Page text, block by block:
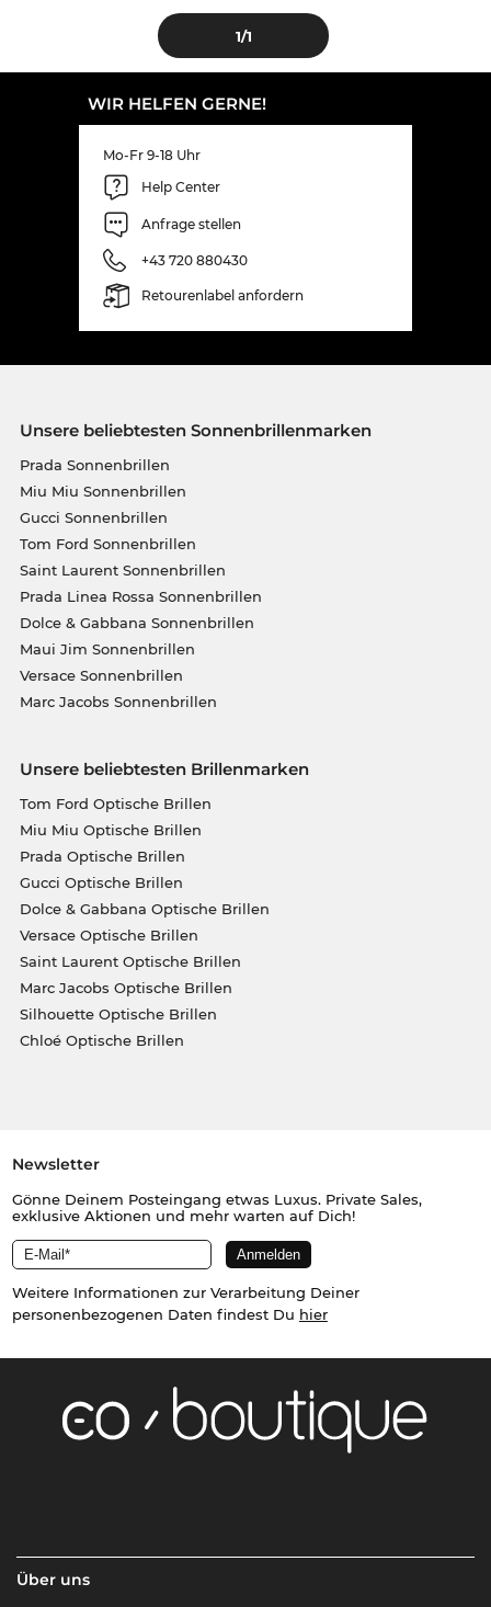
1/1
WIR HELFEN GERNE!
Mo-Fr 9-18 Uhr
Help Center
Anfrage stellen
+43 720 880430
Retourenlabel anfordern
Unsere beliebtesten Sonnenbrillenmarken
Prada Sonnenbrillen
Miu Miu Sonnenbrillen
Gucci Sonnenbrillen
Tom Ford Sonnenbrillen
Saint Laurent Sonnenbrillen
Prada Linea Rossa Sonnenbrillen
Dolce & Gabbana Sonnenbrillen
Maui Jim Sonnenbrillen
Versace Sonnenbrillen
Marc Jacobs Sonnenbrillen
Unsere beliebtesten Brillenmarken
Tom Ford Optische Brillen
Miu Miu Optische Brillen
Prada Optische Brillen
Gucci Optische Brillen
Dolce & Gabbana Optische Brillen
Versace Optische Brillen
Saint Laurent Optische Brillen
Marc Jacobs Optische Brillen
Silhouette Optische Brillen
Chloé Optische Brillen
Newsletter
Gönne Deinem Posteingang etwas Luxus. Private Sales,
exklusive Aktionen und mehr warten auf Dich!
Weitere Informationen zur Verarbeitung Deiner
personenbezogenen Daten findest Du hier
Über uns